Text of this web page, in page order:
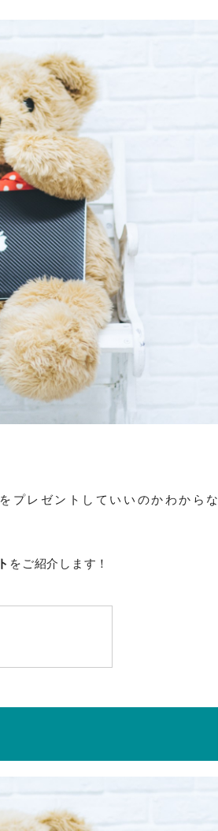
プレゼントしていいのかわからな
をご紹介します！